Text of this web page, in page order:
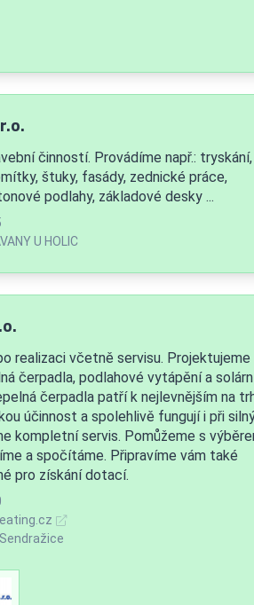
činností. Provádíme např.: tryskání,
štuky, fasády, zednické práce,
podlahy, základové desky ...
U HOLIC
realizaci včetně servisu. Projektujeme
čerpadla, podlahové vytápění a
čerpadla patří k nejlevnějším na
účinnost a spolehlivě fungují i při
kompletní servis. Pomůžeme s
a spočítáme. Připravíme vám také
pro získání dotací.